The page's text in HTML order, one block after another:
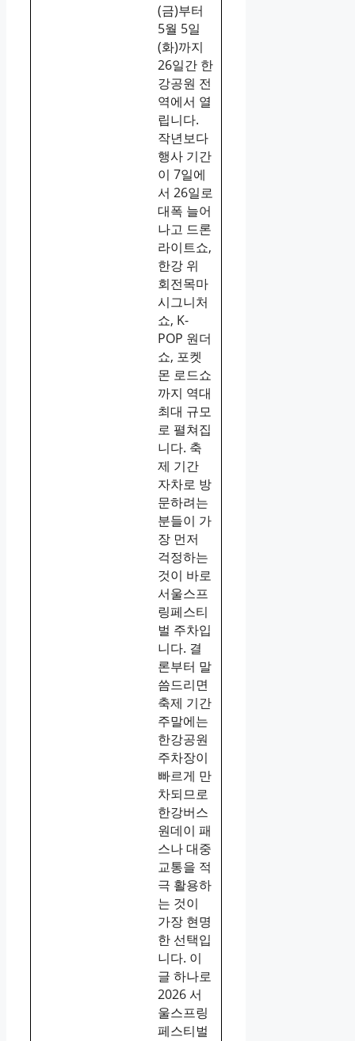
(금)부터
5월 5일
(화)까지
26일간 한
강공원 전
역에서 열
립니다.
작년보다
행사 기간
이 7일에
서 26일로
대폭 늘어
나고 드론
라이트쇼,
한강 위
회전목마
시그니처
쇼, K-
POP 원더
쇼, 포켓
몬 로드쇼
까지 역대
최대 규모
로 펼쳐집
니다. 축
제 기간
자차로 방
문하려는
분들이 가
장 먼저
걱정하는
것이 바로
서울스프
링페스티
벌 주차입
니다. 결
론부터 말
씀드리면
축제 기간
주말에는
한강공원
주차장이
빠르게 만
차되므로
한강버스
원데이 패
스나 대중
교통을 적
극 활용하
는 것이
가장 현명
한 선택입
니다. 이
글 하나로
2026 서
울스프링
페스티벌